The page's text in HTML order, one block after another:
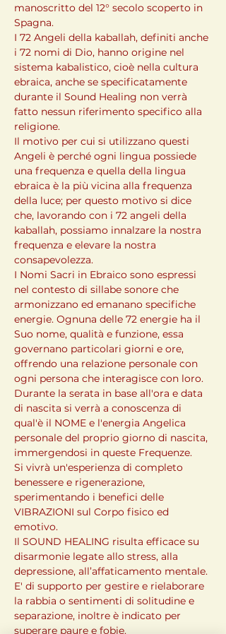
manoscritto del 12° secolo scoperto in
Spagna.
I 72 Angeli della kaballah, definiti anche
i 72 nomi di Dio, hanno origine nel
sistema kabalistico, cioè nella cultura
ebraica, anche se specificatamente
durante il Sound Healing non verrà
fatto nessun riferimento specifico alla
religione.
Il motivo per cui si utilizzano questi
Angeli è perché ogni lingua possiede
una frequenza e quella della lingua
ebraica è la più vicina alla frequenza
della luce; per questo motivo si dice
che, lavorando con i 72 angeli della
kaballah, possiamo innalzare la nostra
frequenza e elevare la nostra
consapevolezza.
I Nomi Sacri in Ebraico sono espressi
nel contesto di sillabe sonore che
armonizzano ed emanano specifiche
energie. Ognuna delle 72 energie ha il
Suo nome, qualità e funzione, essa
governano particolari giorni e ore,
offrendo una relazione personale con
ogni persona che interagisce con loro.
Durante la serata in base all'ora e data
di nascita si verrà a conoscenza di
qual'è il NOME e l'energia Angelica
personale del proprio giorno di nascita,
immergendosi in queste Frequenze.
Si vivrà un'esperienza di completo
benessere e rigenerazione,
sperimentando i benefici delle
VIBRAZIONI sul Corpo fisico ed
emotivo.
Il SOUND HEALING risulta efficace su
disarmonie legate allo stress, alla
depressione, all’affaticamento mentale.
E' di supporto per gestire e rielaborare
la rabbia o sentimenti di solitudine e
separazione, inoltre è indicato per
superare paure e fobie.